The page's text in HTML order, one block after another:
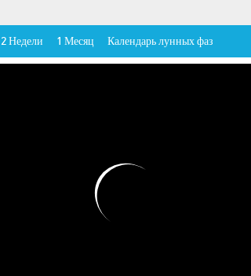
2 Недели 1 Месяц Календарь лунных фаз